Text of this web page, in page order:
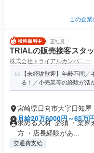
この企
正社員
TRIALの販売接客スタ
株式会社トライアルカンパニー
【未経験歓迎】年齢不問
る！／小売業等の経験が活
宮崎県日向市大字日知屋
月給20万6000円～65万円
求める人材: 必須 ・業界
方 ・店長経験があ...
交通費支給